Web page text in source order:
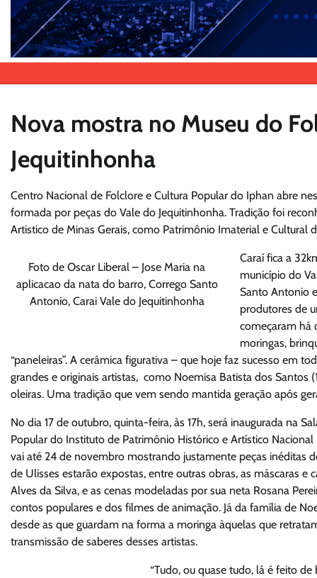
Nova mostra no Museu do
Jequitinhonha
Centro Nacional de Folclore e Cultura Popular do Iphan abre
formada por peças do Vale do Jequitinhonha. Tradição foi
Artistico de Minas Gerais, como Patrimônio Imaterial e Cultural
Foto de Oscar Liberal – Jose Maria na
aplicacao da nata do barro, Corrego Santo
Antonio, Carai Vale do Jequitinhonha
Caraí fica a
município do
Santo Antonio
produtores de
começaram há
moringas,
“paneleiras”. A cerâmica figurativa – que hoje faz sucesso em
grandes e originais artistas, como Noemisa Batista dos Santos
oleiras. Uma tradição que vem sendo mantida geração após
No dia 17 de outubro, quinta-feira, às 17h, será inaugurada na
Popular do Instituto de Patrimônio Histórico e Artístico Nacional
vai até 24 de novembro mostrando justamente peças inéditas
de Ulisses estarão expostas, entre outras obras, as máscaras e
Alves da Silva, e as cenas modeladas por sua neta Rosana
contos populares e dos filmes de animação. Já da família de
desde as que guardam na forma a moringa àquelas que
transmissão de saberes desses artistas.
“Tudo, ou quase tudo, lá é feito